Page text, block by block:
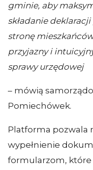
gminie, aby
składanie
stronę
przyjazny i
sprawy urzędowej
– mówią
Pomiechówek.
Platforma pozwala
wypełnienie
formularzom, które